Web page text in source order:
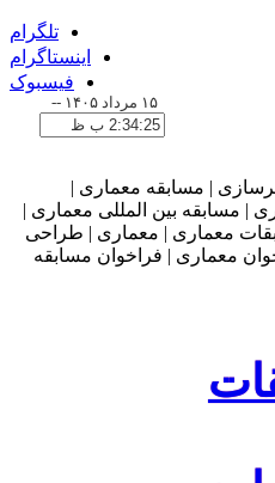
تلگرام
اینستاگرام
فیسبوک
۱۵ مرداد ۱۴۰۵ --